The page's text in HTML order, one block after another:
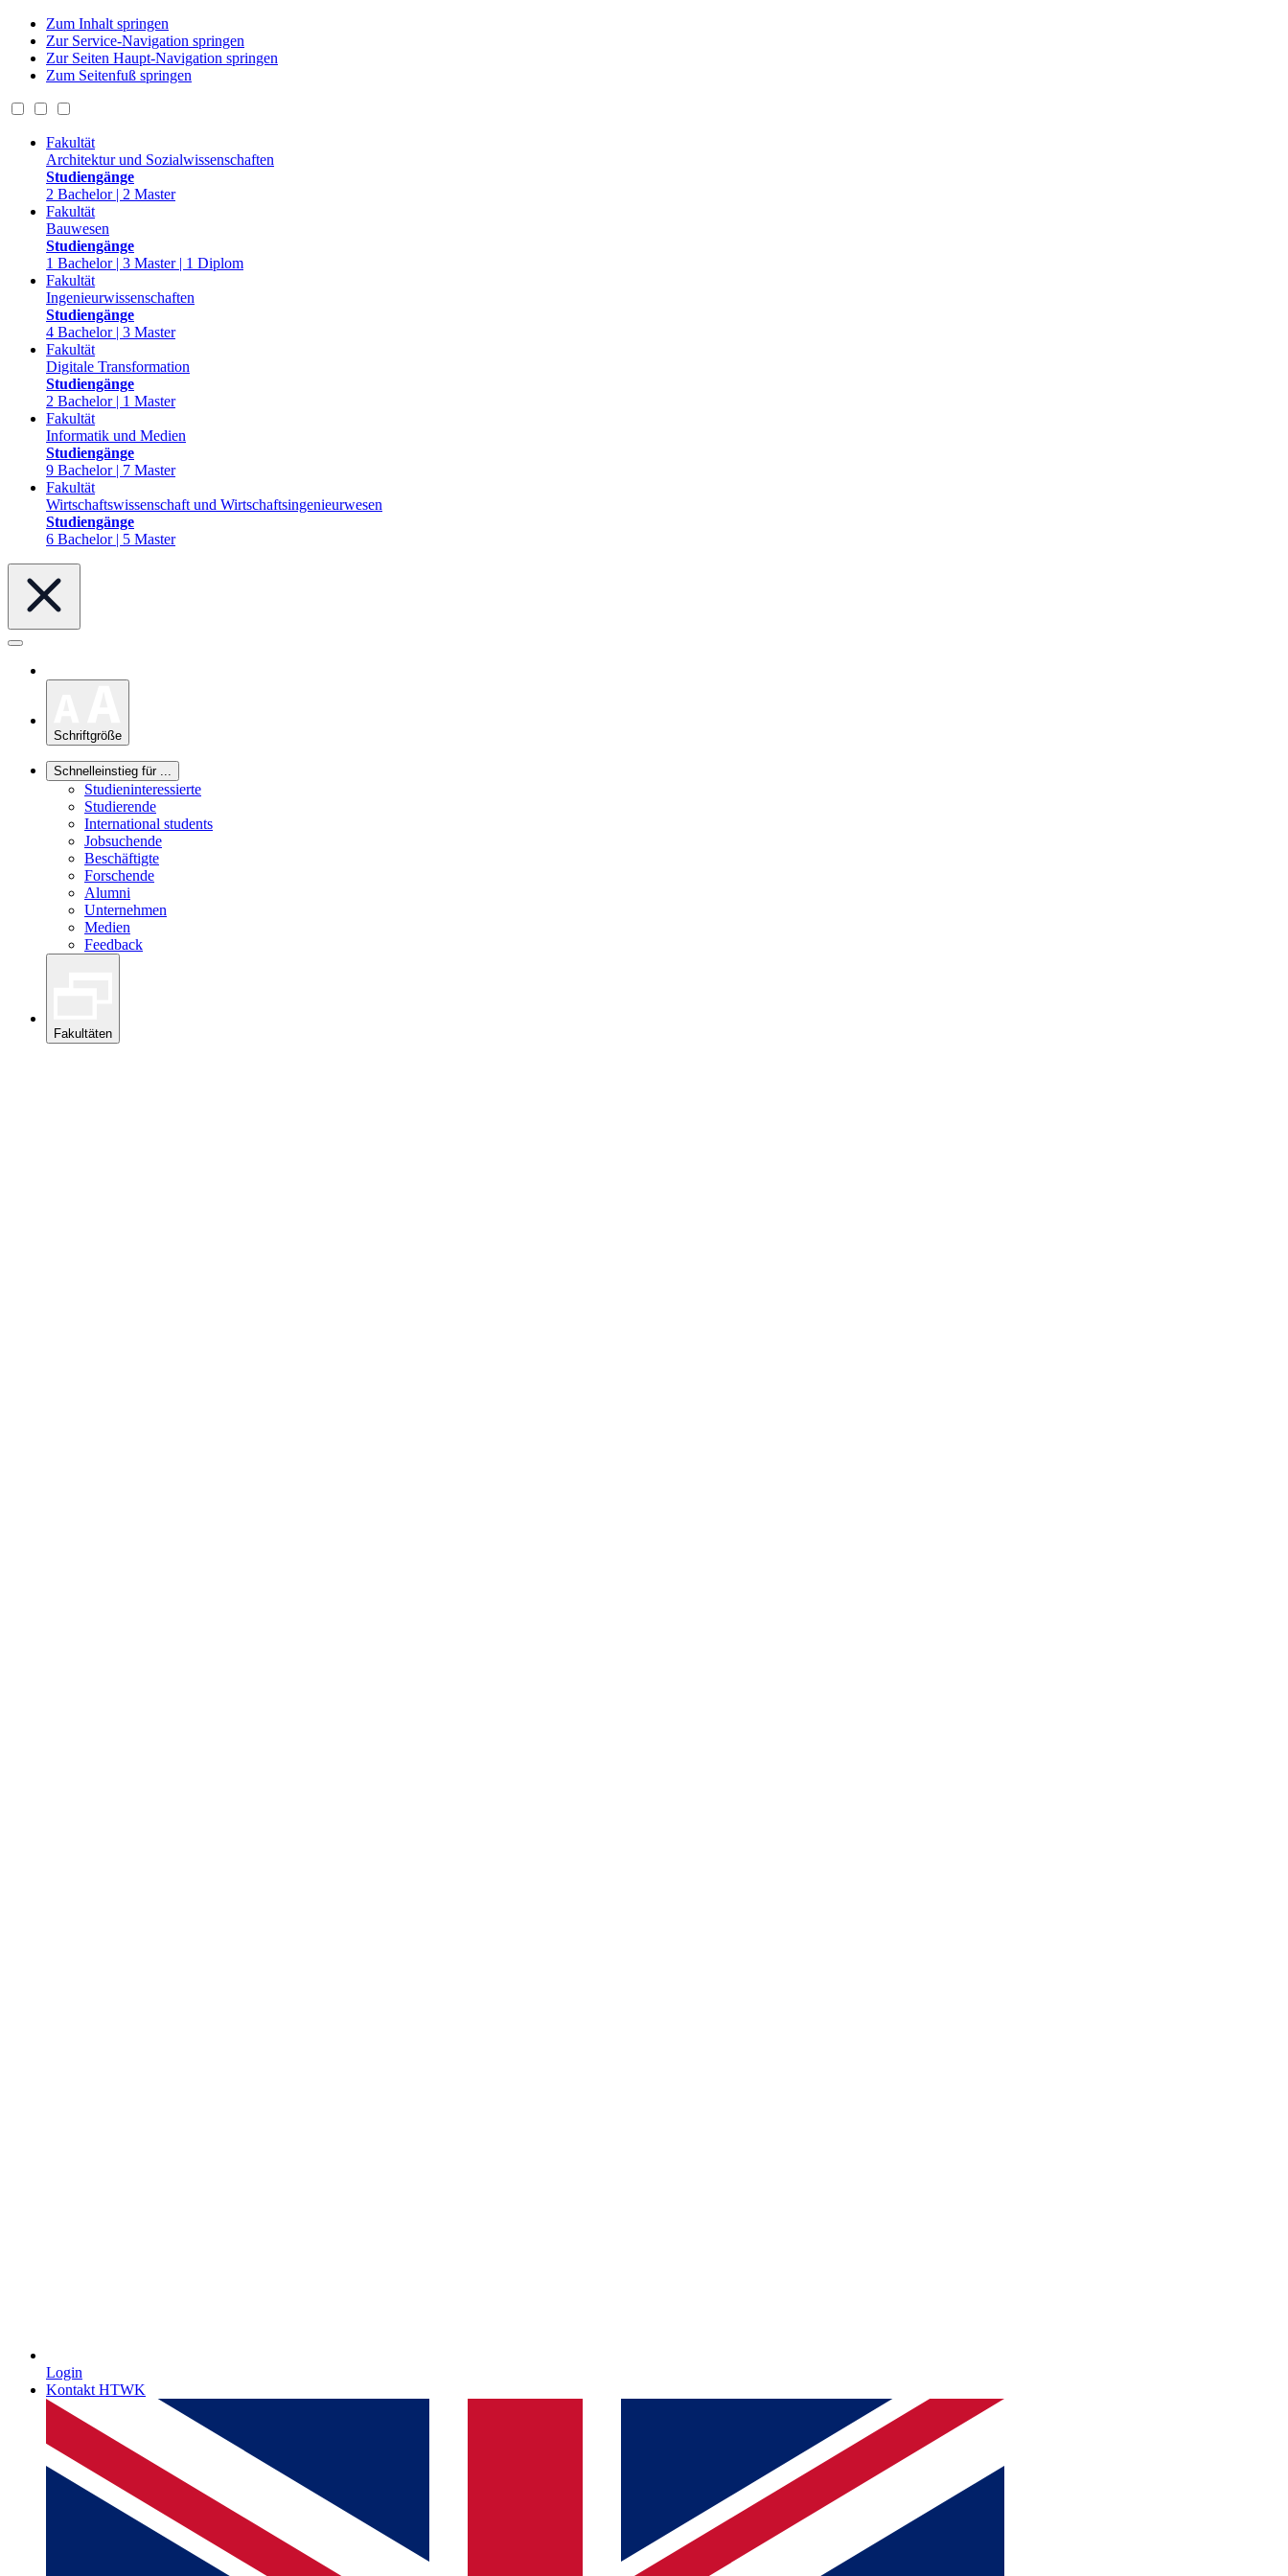
Zum Inhalt springen
Zur Service-Navigation springen
Zur Seiten Haupt-Navigation springen
Zum Seitenfuß springen
Fakultät
Architektur und Sozialwissenschaften
Studiengänge
2 Bachelor | 2 Master
Fakultät
Bauwesen
Studiengänge
1 Bachelor | 3 Master | 1 Diplom
Fakultät
Ingenieurwissenschaften
Studiengänge
4 Bachelor | 3 Master
Fakultät
Digitale Transformation
Studiengänge
2 Bachelor | 1 Master
Fakultät
Informatik und Medien
Studiengänge
9 Bachelor | 7 Master
Fakultät
Wirtschaftswissenschaft und Wirtschaftsingenieurwesen
Studiengänge
6 Bachelor | 5 Master
Schriftgröße
Schnelleinstieg für ...
Studieninteressierte
Studierende
International students
Jobsuchende
Beschäftigte
Forschende
Alumni
Unternehmen
Medien
Feedback
Fakultäten
Login
Kontakt HTWK